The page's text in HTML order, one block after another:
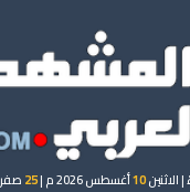
| الاثنين10أغسطس 2026 م | 25صفر